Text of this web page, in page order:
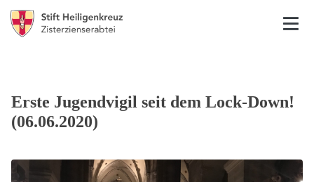
Erste Jugendvigil seit dem Lock-Down!
(06.06.2020)